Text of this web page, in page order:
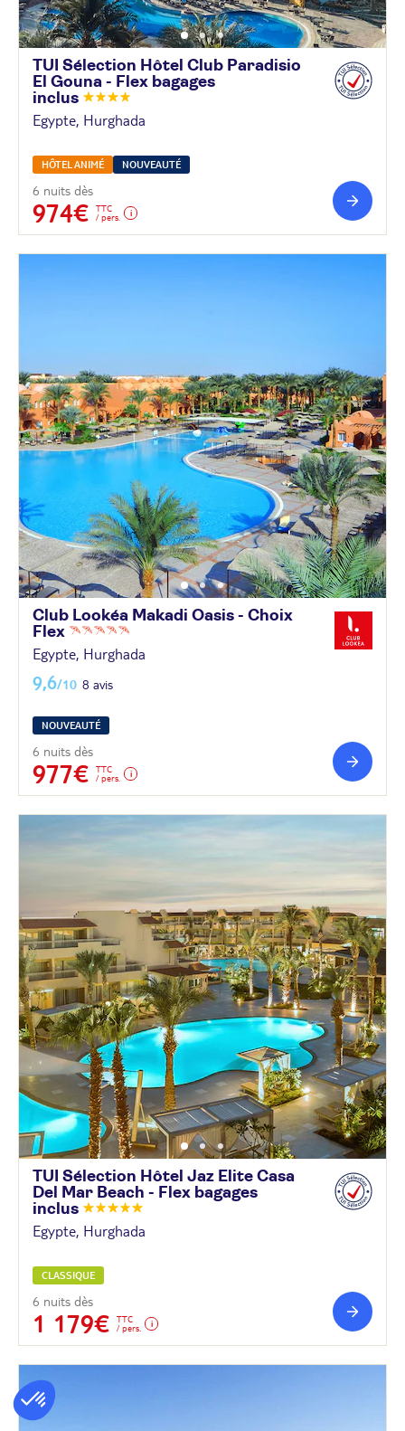
TUI Sélection Hôtel Club Paradisio
El Gouna - Flex bagages
inclus
Egypte, Hurghada
HÔTEL ANIMÉ NOUVEAUTÉ
6 nuits dès
974€
TTC
/ pers.
Club Lookéa Makadi Oasis - Choix
Flex
Egypte, Hurghada
9,6/10 8 avis
NOUVEAUTÉ
6 nuits dès
977€
TTC
/ pers.
TUI Sélection Hôtel Jaz Elite Casa
Del Mar Beach - Flex bagages
inclus
Egypte, Hurghada
CLASSIQUE
6 nuits dès
1 179€
TTC
/ pers.